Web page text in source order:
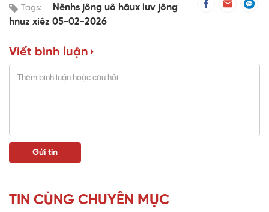
Tags:
Nênhs jông uô hâux lưv jông
hnuz xiêz 05-02-2026
Viết bình luận
TIN CÙNG CHUYÊN MỤC